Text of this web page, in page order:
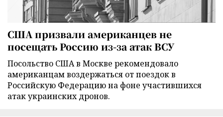
США призвали американцев не
посещать Россию из-за атак ВСУ
Посольство США в Москве рекомендовало
американцам воздержаться от поездок в
Российскую Федерацию на фоне участившихся
атак украинских дронов.